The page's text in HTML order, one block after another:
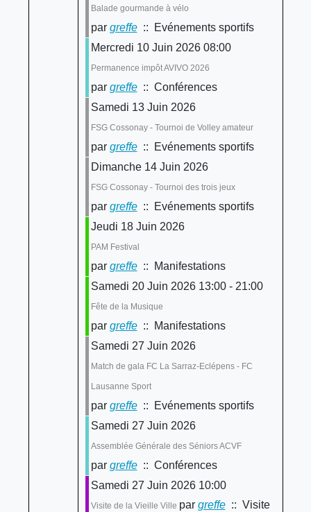
Balade gourmande à vélo
par greffe:: Evénements sportifs
Mercredi 10 Juin 2026 08:00
Permanence impôt AVIVO 2026
par greffe:: Conférences
Samedi 13 Juin 2026
FSG Cossonay - Tournoi de Volley amateur
par greffe:: Evénements sportifs
Dimanche 14 Juin 2026
FSG Cossonay - Tournoi des trois jeux
par greffe:: Evénements sportifs
Jeudi 18 Juin 2026
PAM Festival
par greffe:: Manifestations
Samedi 20 Juin 2026 13:00 - 21:00
Fête de la Musique
par greffe:: Manifestations
Samedi 27 Juin 2026
Match de gala FC La Sarraz-Eclépens - FC
Lausanne Sport
par greffe:: Evénements sportifs
Samedi 27 Juin 2026
Assemblée Générale des Séniors ACVF
par greffe:: Conférences
Samedi 27 Juin 2026 10:00
Visite de la Vieille Ville par greffe:: Visite